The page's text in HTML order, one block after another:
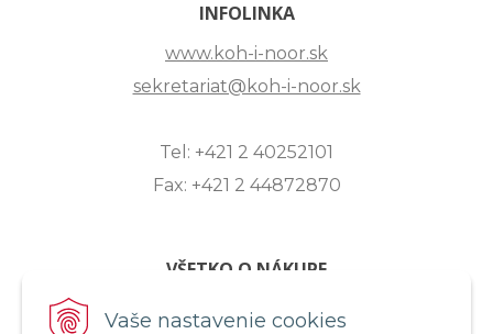
Vaše nastavenie cookies
INFOLINKA
www.koh-i-noor.sk
sekretariat@koh-i-noor.sk
Tel: +421 2 40252101
Fax: +421 2 44872870
VŠETKO O NÁKUPE
ZASLANIE OTÁZKY